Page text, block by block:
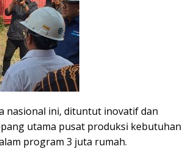
nasional ini, dituntut inovatif dan
utama pusat produksi kebutuhan
program 3 juta rumah.